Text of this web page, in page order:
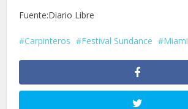
Fuente:Diario Libre
Carpinteros Festival Sundance Miami